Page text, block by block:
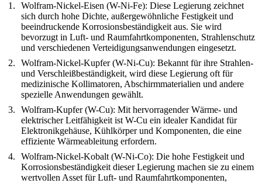
Wolfram-Nickel-Eisen (W-Ni-Fe): Diese Legierung zeichnet
sich durch hohe Dichte, außergewöhnliche Festigkeit und
beeindruckende Korrosionsbeständigkeit aus. Sie wird
bevorzugt in Luft- und Raumfahrtkomponenten, Strahlenschutz
und verschiedenen Verteidigungsanwendungen eingesetzt.
Wolfram-Nickel-Kupfer (W-Ni-Cu): Bekannt für ihre Strahlen-
und Verschleißbeständigkeit, wird diese Legierung oft für
medizinische Kollimatoren, Abschirmmaterialien und andere
spezielle Anwendungen gewählt.
Wolfram-Kupfer (W-Cu): Mit hervorragender Wärme- und
elektrischer Leitfähigkeit ist W-Cu ein idealer Kandidat für
Elektronikgehäuse, Kühlkörper und Komponenten, die eine
effiziente Wärmeableitung erfordern.
Wolfram-Nickel-Kobalt (W-Ni-Co): Die hohe Festigkeit und
Korrosionsbeständigkeit dieser Legierung machen sie zu einem
wertvollen Asset für Luft- und Raumfahrtkomponenten,